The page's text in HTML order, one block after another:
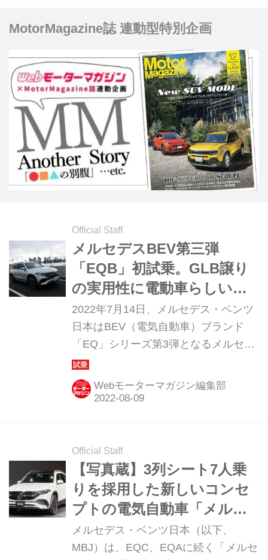
MotorMagazine誌 連動型特別企画
Official Staff
メルセデスBEV第三弾
「EQB」初試乗。GLB譲り
の実用性に電動車らしい魅
力をプラスしていた。
2022年7月14日、メルセデス・ベンツ
日本はBEV（電気自動車）ブランド
「EQ」シリーズ第3弾となるメルセデ
ス・ベンツ「EQB」を発表した。コン
パクトなSUVルックスと7人乗りの相
性は、やはり格別。フルバッテリーEV
Webモーターマガジン編集部
Official Staff
【写真蔵】3列シート7人乗
りを採用した新しいコンセ
プトの電気自動車「メルセ
デス・ベンツ EQB」
メルセデス・ベンツ日本（以下、
MBJ）は、EQC、EQAに続く「メルセ